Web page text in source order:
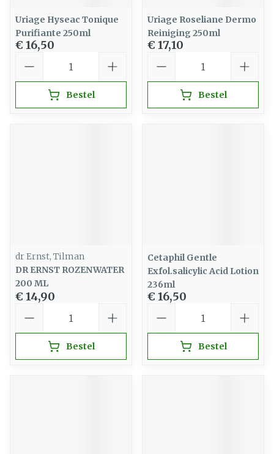
Uriage Hyseac Tonique
Purifiante 250ml
€ 16,50
Bestel
Uriage Roseliane Dermo
Reiniging 250ml
€ 17,10
Bestel
dr Ernst, Tilman
DR ERNST ROZENWATER
200 ML
€ 14,90
Bestel
Cetaphil Gentle
Exfol.salicylic Acid Lotion
236ml
€ 16,50
Bestel